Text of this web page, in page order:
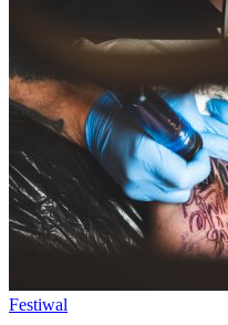
Festiwal